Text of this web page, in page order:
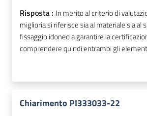
Risposta : In merito al criterio di
miglioria si riferisce sia al materiale sia al
fissaggio idoneo a garantire la
comprendere quindi entrambi gli
Chiarimento PI333033-22